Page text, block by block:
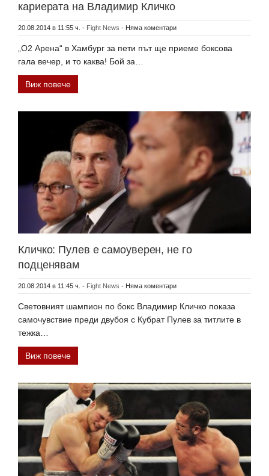
кариерата на Владимир Кличко
20.08.2014 в 11:55 ч. - Fight News - Няма коментари
„О2 Арена“ в Хамбург за пети път ще приеме боксова
гала вечер, и то каква! Бой за…
Виж повече
Кличко: Пулев е самоуверен, не го
подценявам
20.08.2014 в 11:45 ч. - Fight News - Няма коментари
Световният шампион по бокс Владимир Кличко показа
самочувствие преди двубоя с Кубрат Пулев за титлите в
тежка…
Виж повече